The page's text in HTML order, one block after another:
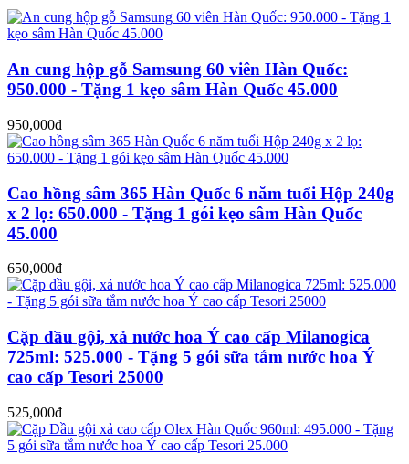
An cung hộp gỗ Samsung 60 viên Hàn Quốc:
950.000 - Tặng 1 kẹo sâm Hàn Quốc 45.000
950,000đ
Cao hồng sâm 365 Hàn Quốc 6 năm tuổi Hộp 240g
x 2 lọ: 650.000 - Tặng 1 gói kẹo sâm Hàn Quốc
45.000
650,000đ
Cặp dầu gội, xả nước hoa Ý cao cấp Milanogica
725ml: 525.000 - Tặng 5 gói sữa tắm nước hoa Ý
cao cấp Tesori 25000
525,000đ